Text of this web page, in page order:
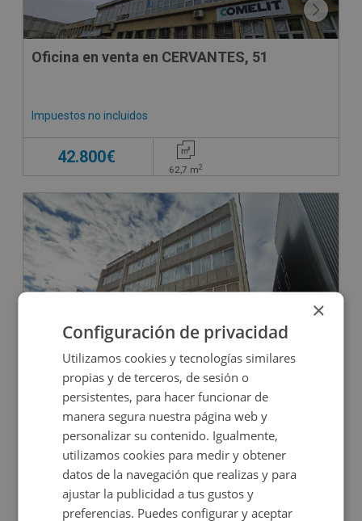
Oficina en venta en CERVANTES, 51
Impuestos no incluidos
42.800€
62,7 m2
DECO VIRTUAL
Oficina en venta en CL RUFINO GONZALEZ, 14
Impuestos no incluidos
328.000€
144 m2 1 Baños
×
Configuración de privacidad
Utilizamos cookies y tecnologías similares
propias y de terceros, de sesión o
persistentes, para hacer funcionar de
manera segura nuestra página web y
personalizar su contenido. Igualmente,
utilizamos cookies para medir y obtener
datos de la navegación que realizas y para
ajustar la publicidad a tus gustos y
preferencias. Puedes configurar y aceptar